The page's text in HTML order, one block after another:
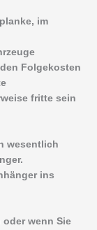
im
Folgekosten
fritte sein
wesentlich
ins
wenn Sie